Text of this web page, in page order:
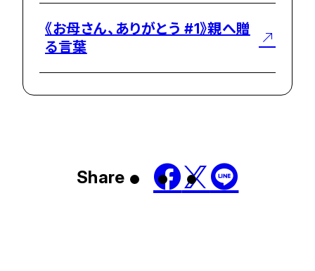
《お母さん、ありがとう #1》親へ贈
る言葉
Share